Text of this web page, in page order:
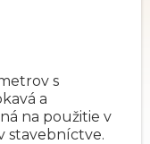
s
a
na použitie v
stavebníctve.